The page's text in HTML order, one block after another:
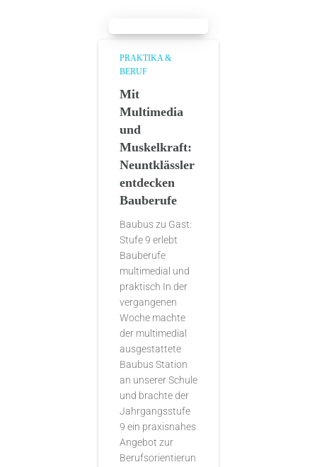
PRAKTIKA &
BERUF
Mit
Multimedia
und
Muskelkraft:
Neuntklässler
entdecken
Bauberufe
Baubus zu Gast:
Stufe 9 erlebt
Bauberufe
multimedial und
praktisch In der
vergangenen
Woche machte
der multimedial
ausgestattete
Baubus Station
an unserer Schule
und brachte der
Jahrgangsstufe
9 ein praxisnahes
Angebot zur
Berufsorientierun